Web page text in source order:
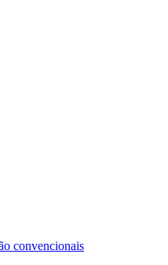
convencionais